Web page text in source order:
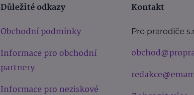
Důležité odkazy
Obchodní podmínky
Informace pro obchodní
partnery
Informace pro neziskové
Kontakt
Pro prarodiče